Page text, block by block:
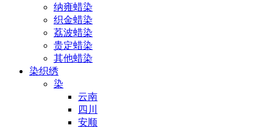
纳雍蜡染
织金蜡染
荔波蜡染
贵定蜡染
其他蜡染
染织绣
染
云南
四川
安顺